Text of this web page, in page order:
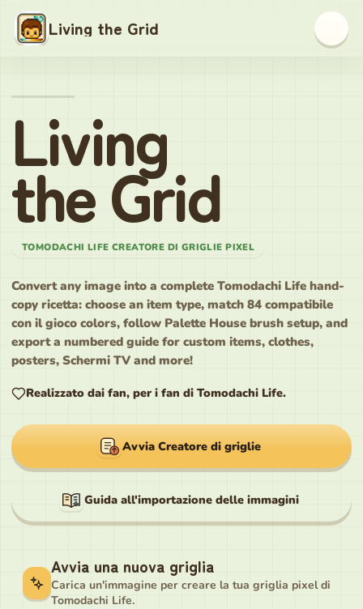
Living the Grid
Living
the Grid
TOMODACHI LIFE CREATORE DI GRIGLIE PIXEL
Convert any image into a complete Tomodachi Life hand-
copy ricetta: choose an item type, match 84 compatibile
con il gioco colors, follow Palette House brush setup, and
export a numbered guide for custom items, clothes,
posters, Schermi TV and more!
Realizzato dai fan, per i fan di Tomodachi Life.
Avvia Creatore di griglie
Guida all'importazione delle immagini
Avvia una nuova griglia
Carica un'immagine per creare la tua griglia pixel di
Tomodachi Life.